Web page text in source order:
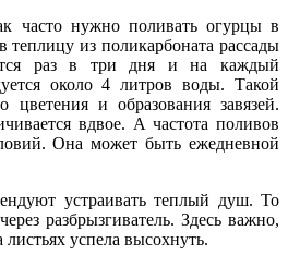
часто нужно поливать огурцы в
теплицу из поликарбоната рассады
раз в три дня и на каждый
около 4 литров воды. Такой
цветения и образования завязей.
вдвое. А частота поливов
Она может быть ежедневной
устраивать теплый душ. То
разбрызгиватель. Здесь важно,
успела высохнуть.